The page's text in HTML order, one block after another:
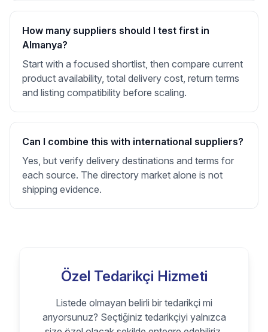
How many suppliers should I test first in
Almanya?
Start with a focused shortlist, then compare current
product availability, total delivery cost, return terms
and listing compatibility before scaling.
Can I combine this with international suppliers?
Yes, but verify delivery destinations and terms for
each source. The directory market alone is not
shipping evidence.
Özel Tedarikçi Hizmeti
Listede olmayan belirli bir tedarikçi mi
arıyorsunuz? Seçtiğiniz tedarikçiyi yalnızca